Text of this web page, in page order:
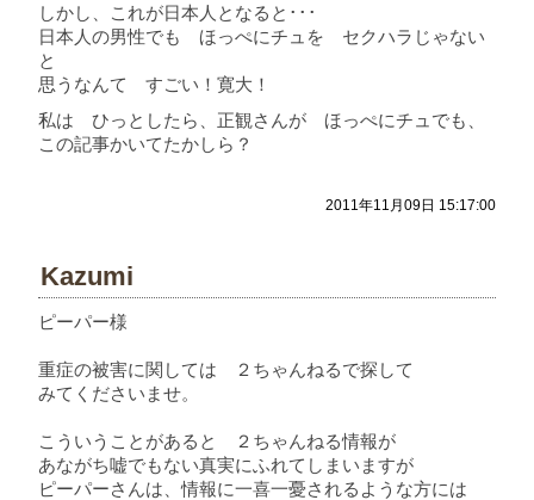
しかし、これが日本人となると･･･
日本人の男性でも ほっぺにチュを セクハラじゃない
と
思うなんて すごい！寛大！
私は ひっとしたら、正観さんが ほっぺにチュでも、
この記事かいてたかしら？
2011年11月09日 15:17:00
Kazumi
ピーパー様
重症の被害に関しては ２ちゃんねるで探して
みてくださいませ。
こういうことがあると ２ちゃんねる情報が
あながち嘘でもない真実にふれてしまいますが
ピーパーさんは、情報に一喜一憂されるような方には